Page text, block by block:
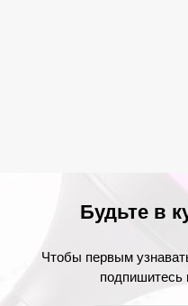
Будьте в
Чтобы первым
подпишитесь